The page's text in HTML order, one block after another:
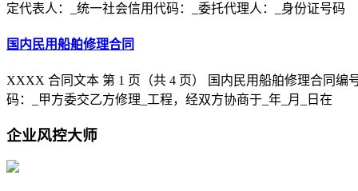
定代表人：_统一社会信用代码：_委托代理人：_身份证号码
国内民用船舶修理合同
XXXX 合同文本 第 1 页（共 4 页） 国内民用船舶修理合同编
码：_甲方委交乙方修理_工程，经双方协商于_年_月_日在
企业风控大师